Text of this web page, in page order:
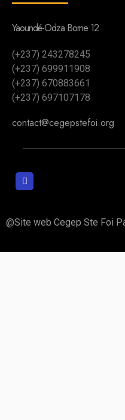
Yaoundé-Odza Borne 12
(+237) 243278245
(+237) 699911908
(+237) 670883661
(+237) 697107178
contact@cegepstefoi.org
@Site web Cegep Ste Foi